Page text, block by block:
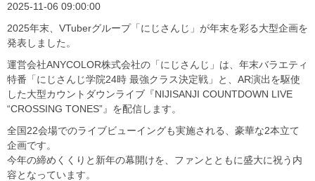
2025-11-06 09:00:00
2025年末、VTuberグループ「にじさんじ」が年末を彩る大型企画を
発表しました。
運営会社ANYCOLOR株式会社の「にじさんじ」は、年末バラエティ
特番「にじさんじ学院24時 最強クラス決定戦」と、AR演出を駆使
した大型カウントダウンライブ『NIJISANJI COUNTDOWN LIVE
“CROSSING TONES”』を配信します。
全国22会場でのライブビューイングも実施される、豪華な2本立て
企画です。
今年の締めくくりと新年の幕開けを、ファンとともに盛大に祝う内
容となっています。